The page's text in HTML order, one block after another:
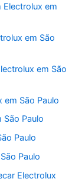
Electrolux em
em São
em São
em São Paulo
Paulo
Paulo
Paulo
Electrolux